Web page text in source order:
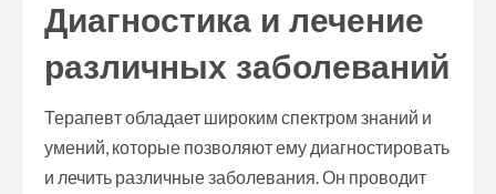
Диагностика и лечение
различных заболеваний
Терапевт обладает широким спектром знаний и
умений, которые позволяют ему диагностировать
и лечить различные заболевания. Он проводит